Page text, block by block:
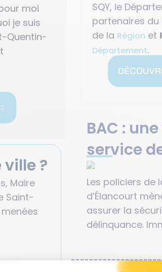
moi
je suis
Quentin-
?
Maire
Saint-
SQY, le
partenaires du
de la Région et
Département.
BAC :
service
Les policiers de
d’Élancourt
assurer la
délinquance.